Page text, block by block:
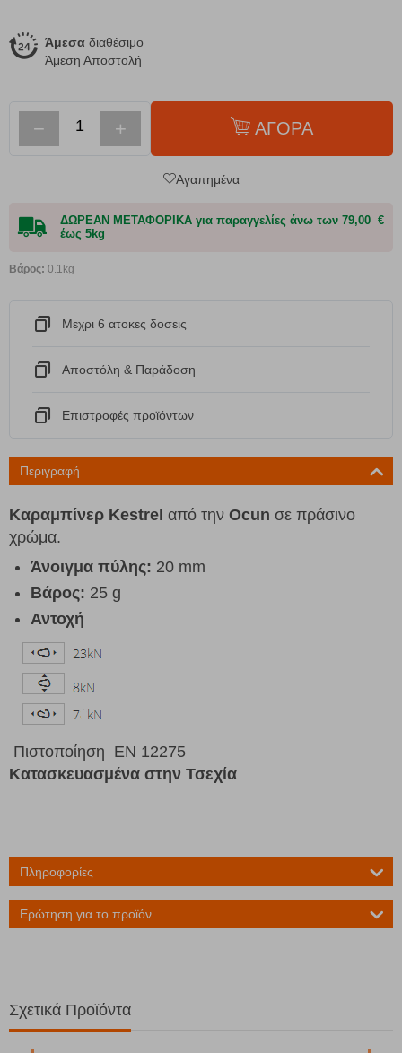
Άμεσα διαθέσιμο
Άμεση Αποστολή
− + ΑΓΟΡΑ
Αγαπημένα
ΔΩΡΕΑΝ ΜΕΤΑΦΟΡΙΚΑ για παραγγελίες άνω των 79,00 €
έως 5kg
Βάρος: 0.1kg
Μεχρι 6 ατοκες δοσεις
Αποστόλη & Παράδοση
Eπιστροφές προϊόντων
Περιγραφή
Καραμπίνερ Kestrel από την Ocun σε πράσινο
χρώμα.
Άνοιγμα πύλης: 20 mm
Βάρος: 25 g
Αντοχή
Πιστοποίηση EN 12275
Κατασκευασμένα στην Τσεχία
Πληροφορίες
Ερώτηση για το προϊόν
Σχετικά Προϊόντα